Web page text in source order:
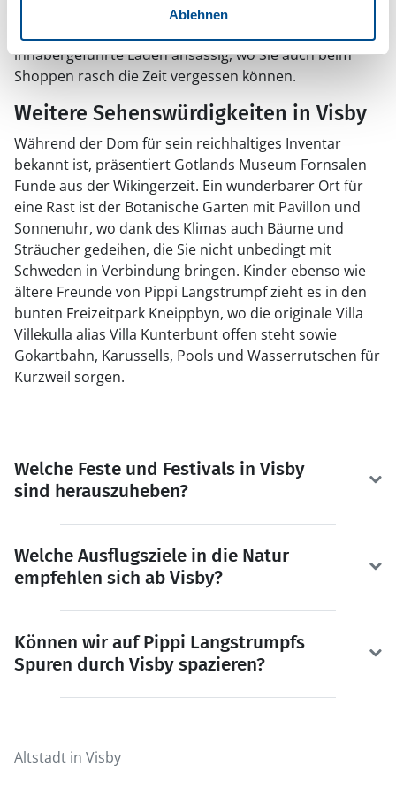
Ablehnen
und Lokalbesuch in einem finden sich im Domizil der
Brauerei Gotlands Bryggeri. In Visby sind viele kleine
inhabergeführte Läden ansässig, wo Sie auch beim
Shoppen rasch die Zeit vergessen können.
Weitere Sehenswürdigkeiten in Visby
Während der Dom für sein reichhaltiges Inventar
bekannt ist, präsentiert Gotlands Museum Fornsalen
Funde aus der Wikingerzeit. Ein wunderbarer Ort für
eine Rast ist der Botanische Garten mit Pavillon und
Sonnenuhr, wo dank des Klimas auch Bäume und
Sträucher gedeihen, die Sie nicht unbedingt mit
Schweden in Verbindung bringen. Kinder ebenso wie
ältere Freunde von Pippi Langstrumpf zieht es in den
bunten Freizeitpark Kneippbyn, wo die originale Villa
Villekulla alias Villa Kunterbunt offen steht sowie
Gokartbahn, Karussells, Pools und Wasserrutschen für
Kurzweil sorgen.
Welche Feste und Festivals in Visby
sind herauszuheben?
Welche Ausflugsziele in die Natur
empfehlen sich ab Visby?
Können wir auf Pippi Langstrumpfs
Spuren durch Visby spazieren?
Altstadt in Visby